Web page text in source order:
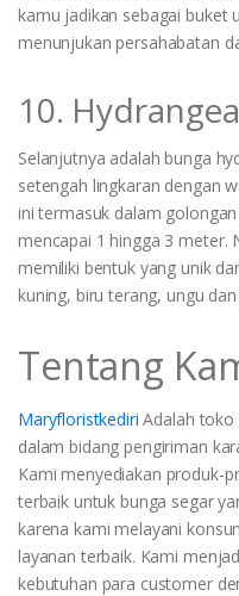
kamu jadikan sebagai buket
menunjukan persahabatan
10. Hydrangea
Selanjutnya adalah bunga
setengah lingkaran dengan
ini termasuk dalam
mencapai 1 hingga 3 meter.
memiliki bentuk yang unik
kuning, biru terang, ungu dan
Tentang
Maryfloristkediri Adalah toko
dalam bidang pengiriman
Kami menyediakan produk-
terbaik untuk bunga segar
karena kami melayani
layanan terbaik. Kami
kebutuhan para customer